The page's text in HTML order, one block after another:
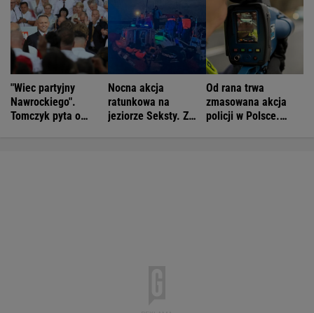
"Wiec partyjny
Nawrockiego".
Tomczyk pyta o
Nocna akcja
ratunkowa na
jeziorze Seksty. Z
Od rana trwa
zmasowana akcja
policji w Polsce.